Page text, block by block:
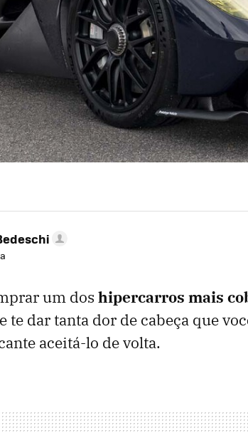
um dos hipercarros mais
te dar tanta dor de cabeça que
aceitá-lo de volta.